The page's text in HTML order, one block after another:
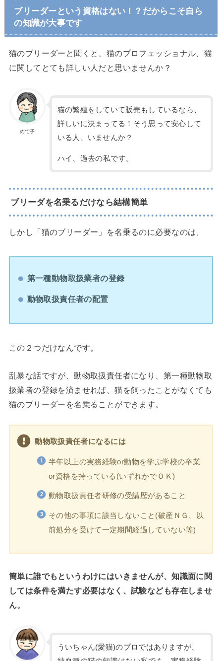
ブリーダーという資格はない！？だからこそ自ら
の知識が大事です
猫のブリーダーと聞くと、猫のプロフェッショナル、猫
に関してとても詳しい人だと思いませんか？
めで子
猫の繁殖をしていて販売もしているなら、
詳しいに決まってる！そう思って安心して
いる人、いませんか？
ハイ、過去の私です。
ブリーダを名乗るだけなら結構簡単
しかし「猫のブリーダー」を名乗るのに必要なのは、
第一種動物取扱業者の登録
動物取扱責任者の配置
この２つだけなんです。
乱暴な話ですが、動物取扱責任者になり、第一種動物取
扱業者の登録を済ませれば、猫を飼ったことがなくても
猫のブリーダーを名乗ることができます。
動物取扱責任者になるには
半年以上の実務経験or動物を学ぶ学校の卒業
or資格を持っている(いずれかでＯＫ)
動物取扱責任者研修の受講歴があること
その他の事項に該当しないこと(破産ＮＧ、以
前処分を受けて一定期間経過していない等)
簡単に誰でもというわけにはいきませんが、知識面に関
しては条件を満たす必要はなく、試験なども存在しませ
ん。
ういちゃん(愛猫)のプロではありますが、